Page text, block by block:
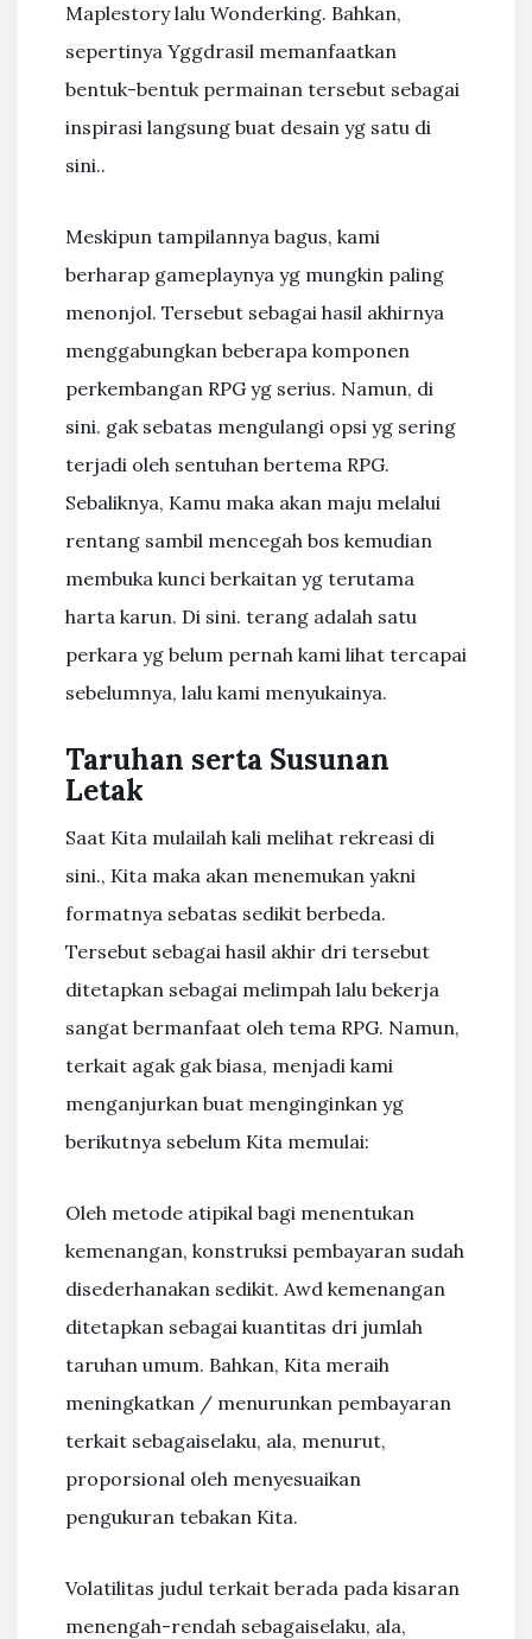
Maplestory lalu Wonderking. Bahkan,
sepertinya Yggdrasil memanfaatkan
bentuk-bentuk permainan tersebut sebagai
inspirasi langsung buat desain yg satu di
sini..
Meskipun tampilannya bagus, kami
berharap gameplaynya yg mungkin paling
menonjol. Tersebut sebagai hasil akhirnya
menggabungkan beberapa komponen
perkembangan RPG yg serius. Namun, di
sini. gak sebatas mengulangi opsi yg sering
terjadi oleh sentuhan bertema RPG.
Sebaliknya, Kamu maka akan maju melalui
rentang sambil mencegah bos kemudian
membuka kunci berkaitan yg terutama
harta karun. Di sini. terang adalah satu
perkara yg belum pernah kami lihat tercapai
sebelumnya, lalu kami menyukainya.
Taruhan serta Susunan
Letak
Saat Kita mulailah kali melihat rekreasi di
sini., Kita maka akan menemukan yakni
formatnya sebatas sedikit berbeda.
Tersebut sebagai hasil akhir dri tersebut
ditetapkan sebagai melimpah lalu bekerja
sangat bermanfaat oleh tema RPG. Namun,
terkait agak gak biasa, menjadi kami
menganjurkan buat menginginkan yg
berikutnya sebelum Kita memulai:
Oleh metode atipikal bagi menentukan
kemenangan, konstruksi pembayaran sudah
disederhanakan sedikit. Awd kemenangan
ditetapkan sebagai kuantitas dri jumlah
taruhan umum. Bahkan, Kita meraih
meningkatkan / menurunkan pembayaran
terkait sebagaiselaku, ala, menurut,
proporsional oleh menyesuaikan
pengukuran tebakan Kita.
Volatilitas judul terkait berada pada kisaran
menengah-rendah sebagaiselaku, ala,